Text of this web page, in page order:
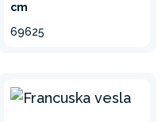
cm
69625